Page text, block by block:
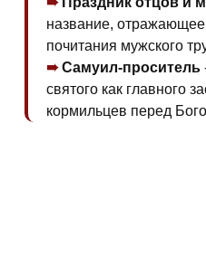
название, отражающее
почитания мужского
Самуил-проситель
святого как главного
кормильцев перед